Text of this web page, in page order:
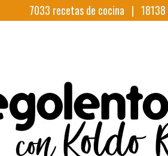
7033 recetas de cocina | 18138